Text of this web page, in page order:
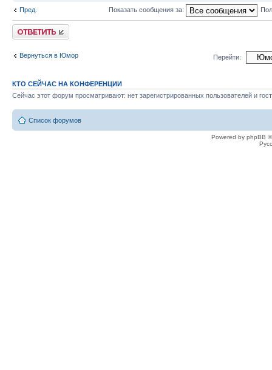
Пред. Показать сообщения за:
Ответить
Вернуться в Юмор Перейти:
КТО СЕЙЧАС НА КОНФЕРЕНЦИИ
Сейчас этот форум просматривают: нет зарегистрированных пользователей и
Список форумов
Powered by phpBB